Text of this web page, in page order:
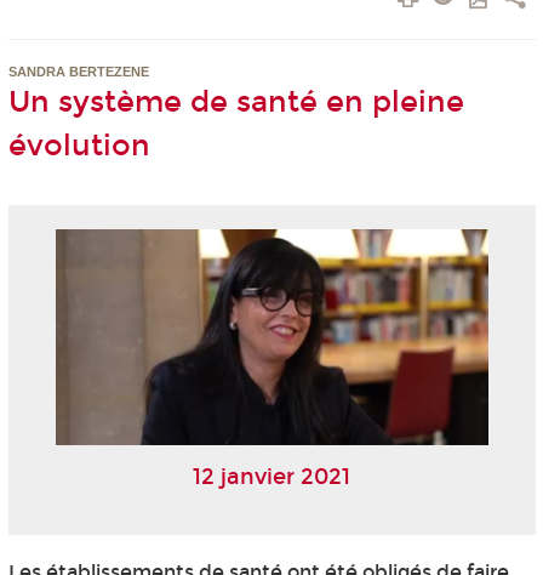
SANDRA BERTEZENE
Un système de santé en pleine
évolution
12 janvier 2021